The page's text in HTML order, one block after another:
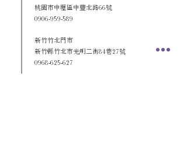
桃園市中壢區中豐北路66號
0906-959-589
新竹竹北門市
新竹縣竹北市光明二街84巷27號
0968-625-627